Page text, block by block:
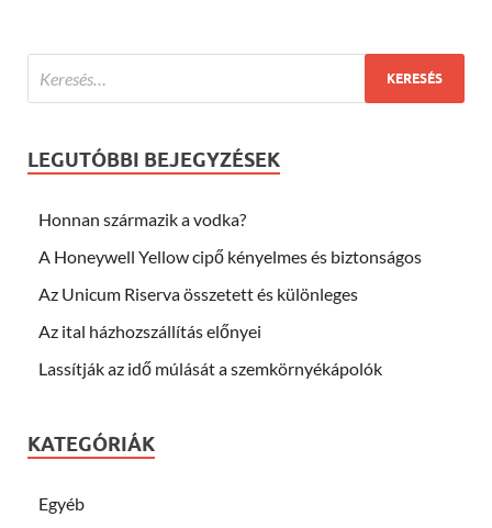
LEGUTÓBBI BEJEGYZÉSEK
Honnan származik a vodka?
A Honeywell Yellow cipő kényelmes és biztonságos
Az Unicum Riserva összetett és különleges
Az ital házhozszállítás előnyei
Lassítják az idő múlását a szemkörnyékápolók
KATEGÓRIÁK
Egyéb